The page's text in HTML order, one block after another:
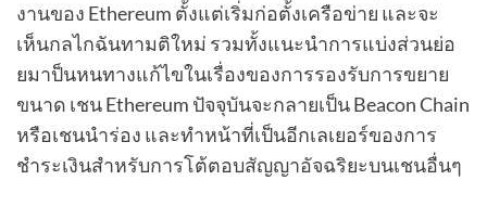
งานของ Ethereum ตั้งแต่เริ่มก่อตั้งเครือข่าย และจะ
เห็นกลไกฉันทามติใหม่ รวมทั้งแนะนำการแบ่งส่วนย่อ
ยมาป็นหนทางแก้ไขในเรื่องของการรองรับการขยาย
ขนาด เชน Ethereum ปัจจุบันจะกลายเป็น Beacon Chain
หรือเชนนำร่อง และทำหน้าที่เป็นอีกเลเยอร์ของการ
ชำระเงินสำหรับการโต้ตอบสัญญาอัจฉริยะบนเชนอื่นๆ